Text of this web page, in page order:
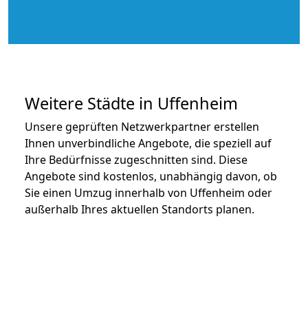
Weitere Städte in Uffenheim
Unsere geprüften Netzwerkpartner erstellen
Ihnen unverbindliche Angebote, die speziell auf
Ihre Bedürfnisse zugeschnitten sind. Diese
Angebote sind kostenlos, unabhängig davon, ob
Sie einen Umzug innerhalb von Uffenheim oder
außerhalb Ihres aktuellen Standorts planen.